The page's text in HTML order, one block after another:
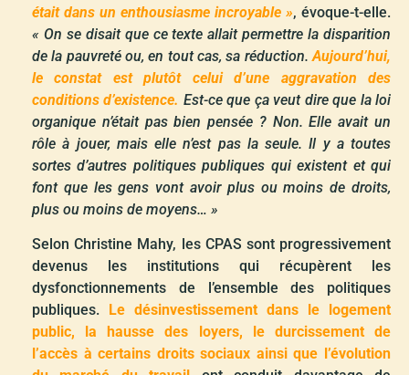
était dans un enthousiasme incroyable », évoque-t-elle.
« On se disait que ce texte allait permettre la disparition
de la pauvreté ou, en tout cas, sa réduction.Aujourd’hui,
le constat est plutôt celui d’une aggravation des
conditions d’existence. Est-ce que ça veut dire que la loi
organique n’était pas bien pensée ? Non. Elle avait un
rôle à jouer, mais elle n’est pas la seule. Il y a toutes
sortes d’autres politiques publiques qui existent et qui
font que les gens vont avoir plus ou moins de droits,
plus ou moins de moyens… »
Selon Christine Mahy, les CPAS sont progressivement
devenus les institutions qui récupèrent les
dysfonctionnements de l’ensemble des politiques
publiques.
Le désinvestissement dans le logement
public, la hausse des loyers, le durcissement de
l’accès à certains droits sociaux ainsi que l’évolution